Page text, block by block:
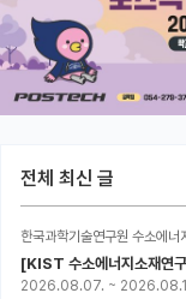
전체 최신 글
한국과학기술연구원 수소에
2026.08.07. ~